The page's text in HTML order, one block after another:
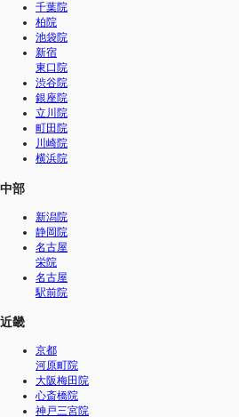
千葉院
柏院
池袋院
新宿
東口院
渋谷院
銀座院
立川院
町田院
川崎院
横浜院
中部
新潟院
静岡院
名古屋
栄院
名古屋
駅前院
近畿
京都
河原町院
大阪梅田院
心斎橋院
神戸三宮院